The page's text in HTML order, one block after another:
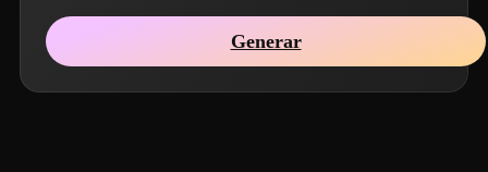
Generar